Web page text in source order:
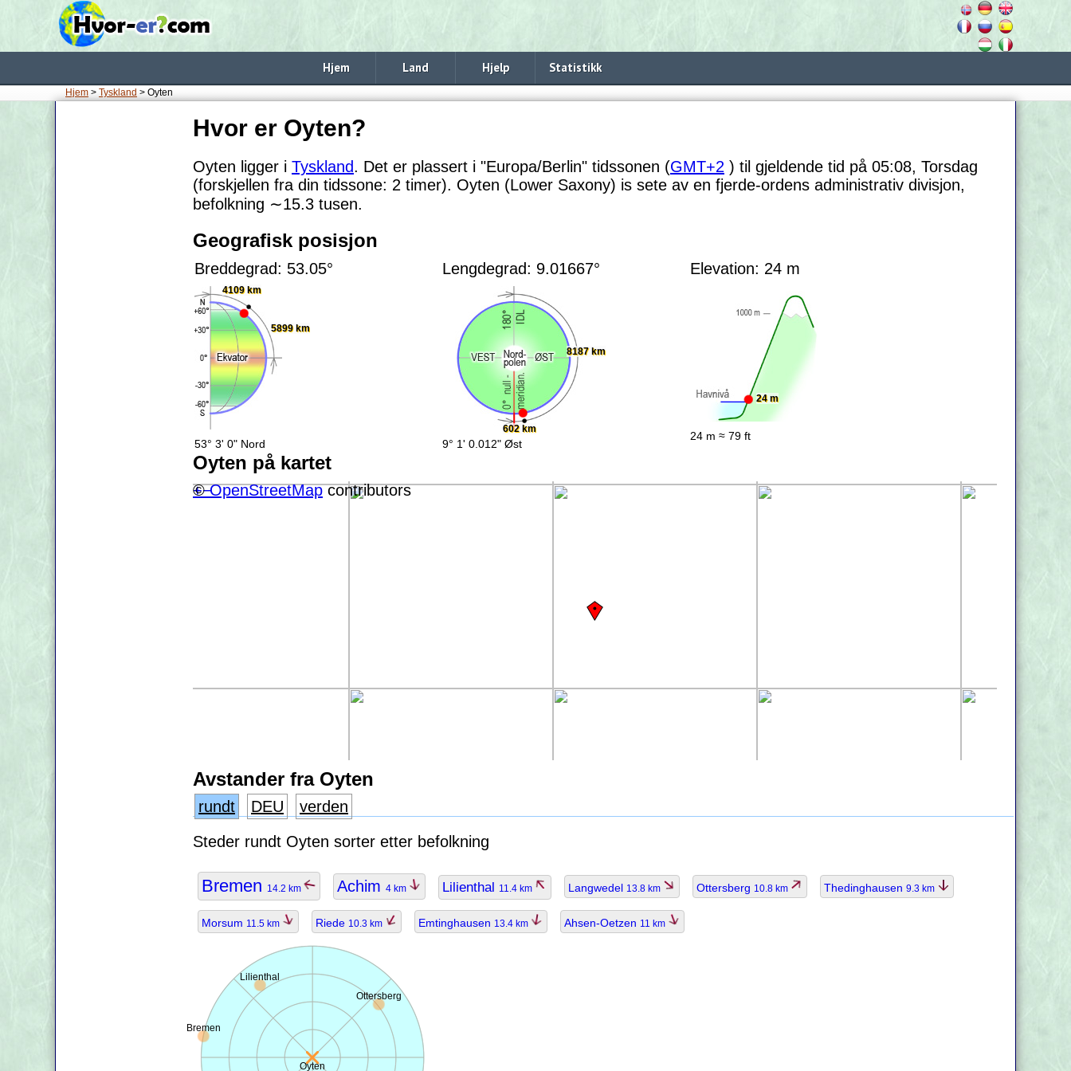
Hjem Land Hjelp Statistikk
Hjem > Tyskland > Oyten
Hvor er Oyten?
Oyten ligger i Tyskland. Det er plassert i "Europa/Berlin" tidssonen (GMT+2 ) til gjeldende tid på 05:08, Torsdag
(forskjellen fra din tidssone: 2 timer). Oyten (Lower Saxony) is sete av en fjerde-ordens administrativ divisjon,
befolkning ∼15.3 tusen.
Geografisk posisjon
Breddegrad: 53.05°
4109 km
5899 km
53° 3' 0" Nord
Lengdegrad: 9.01667°
602 km
8187 km
9° 1' 0.012" Øst
Elevation: 24 m
24 m
24 m ≈ 79 ft
Oyten på kartet
+−
©OpenStreetMapcontributors
Avstander fra Oyten
rundt DEU
verden
Steder rundt Oyten sorter etter befolkning
Bremen 14.2 km Achim 4 km Lilienthal 11.4 km Langwedel 13.8 km Ottersberg 10.8 km Thedinghausen 9.3 km
Morsum 11.5 km Riede 10.3 km Emtinghausen 13.4 km Ahsen-Oetzen 11 km
Oyten
Bremen
Lilienthal
Ottersberg